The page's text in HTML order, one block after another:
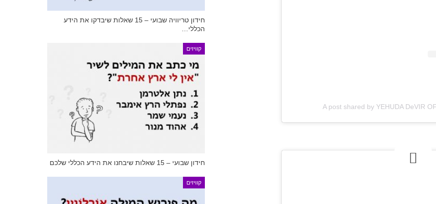
A post shared by YEHUDA DeVIR
חידון טריוויה שבועי – 15 שאלות שיבדקו את הידע
הכללי…
קוויזים
חידון שבועי – 15 שאלות שיבחנו את הידע הכללי שלכם
קוויזים